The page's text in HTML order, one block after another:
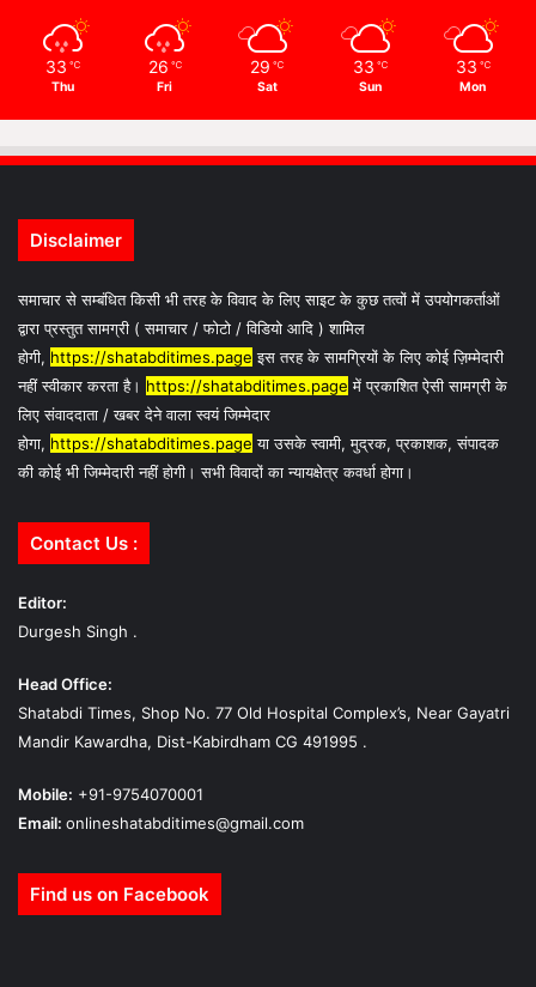
33 ℃
Thu
26 ℃
Fri
29 ℃
Sat
33 ℃
Sun
33 ℃
Mon
Disclaimer
समाचार से सम्बंधित किसी भी तरह के विवाद के लिए साइट के कुछ तत्वों में उपयोगकर्ताओं
द्वारा प्रस्तुत सामग्री ( समाचार / फोटो / विडियो आदि ) शामिल
होगी, https://shatabditimes.page इस तरह के सामग्रियों के लिए कोई ज़िम्मेदारी
नहीं स्वीकार करता है। https://shatabditimes.page में प्रकाशित ऐसी सामग्री के
लिए संवाददाता / खबर देने वाला स्वयं जिम्मेदार
होगा, https://shatabditimes.page या उसके स्वामी, मुद्रक, प्रकाशक, संपादक
की कोई भी जिम्मेदारी नहीं होगी। सभी विवादों का न्यायक्षेत्र कवर्धा होगा।
Contact Us :
Editor:
Durgesh Singh .
Head Office:
Shatabdi Times, Shop No. 77 Old Hospital Complex’s, Near Gayatri
Mandir Kawardha, Dist-Kabirdham CG 491995 .
Mobile: +91-9754070001
Email: onlineshatabditimes@gmail.com
Find us on Facebook